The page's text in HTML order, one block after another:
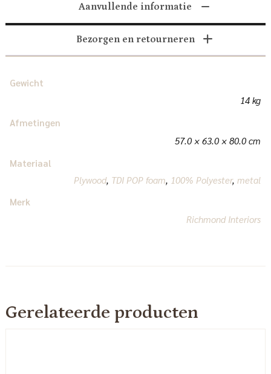
Aanvullende informatie
Bezorgen en retourneren
Gewicht
14 kg
Afmetingen
57.0 × 63.0 × 80.0 cm
Materiaal
Plywood, TDI POP foam, 100% Polyester,metal
Merk
Richmond Interiors
Gerelateerde producten